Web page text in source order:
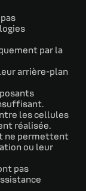
par la
arrière-plan
les cellules
réalisée.
ne permettent
ou leur
pas